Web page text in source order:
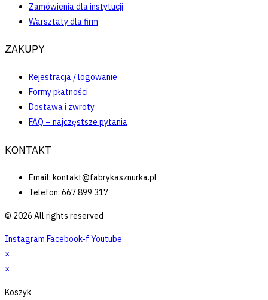
Zamówienia dla instytucji
Warsztaty dla firm
ZAKUPY
Rejestracja / logowanie
Formy płatności
Dostawa i zwroty
FAQ – najczęstsze pytania
KONTAKT
Email: kontakt@fabrykasznurka.pl
Telefon: 667 899 317
© 2026 All rights reserved
Instagram Facebook-f Youtube
×
×
Koszyk